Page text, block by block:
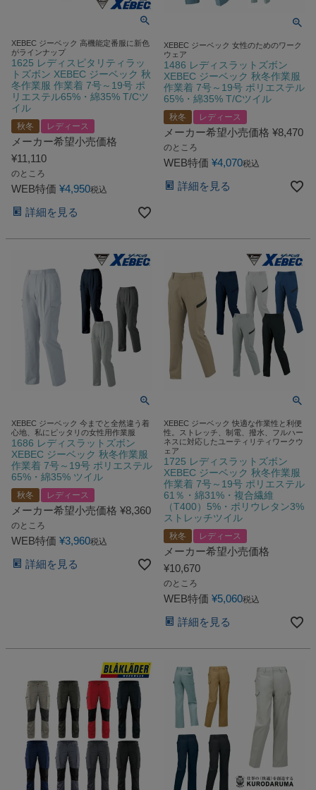
XEBEC ジーベック 高機能定番服に新色
がラインナップ
1625 レディスピタリティラッ
トズボン XEBEC ジーベック 秋
冬作業服 作業着 7号～19号 ポ
リエステル65%・綿35% T/Cツ
イル
秋冬 レディース
メーカー希望小売価格
¥11,110
のところ
WEB特価 ¥4,950税込
詳細を見る
XEBEC ジーベック 女性のためのワーク
ウェア
1486 レディスラットズボン
XEBEC ジーベック 秋冬作業服
作業着 7号～19号 ポリエステル
65%・綿35% T/Cツイル
秋冬 レディース
メーカー希望小売価格 ¥8,470
のところ
WEB特価 ¥4,070税込
詳細を見る
XEBEC ジーベック 今までと全然違う着
心地、私にピッタリの女性用作業服
1686 レディスラットズボン
XEBEC ジーベック 秋冬作業服
作業着 7号～19号 ポリエステル
65%・綿35% ツイル
秋冬 レディース
メーカー希望小売価格 ¥8,360
のところ
WEB特価 ¥3,960税込
詳細を見る
XEBEC ジーベック 快適な作業性と利便
性。ストレッチ、制電、撥水、フルハー
ネスに対応したユーティリティワークウ
ェア
1725 レディスラットズボン
XEBEC ジーベック 秋冬作業服
作業着 7号～19号 ポリエステル
61％・綿31%・複合繊維
（T400）5%・ポリウレタン3%
ストレッチツイル
秋冬 レディース
メーカー希望小売価格
¥10,670
のところ
WEB特価 ¥5,060税込
詳細を見る